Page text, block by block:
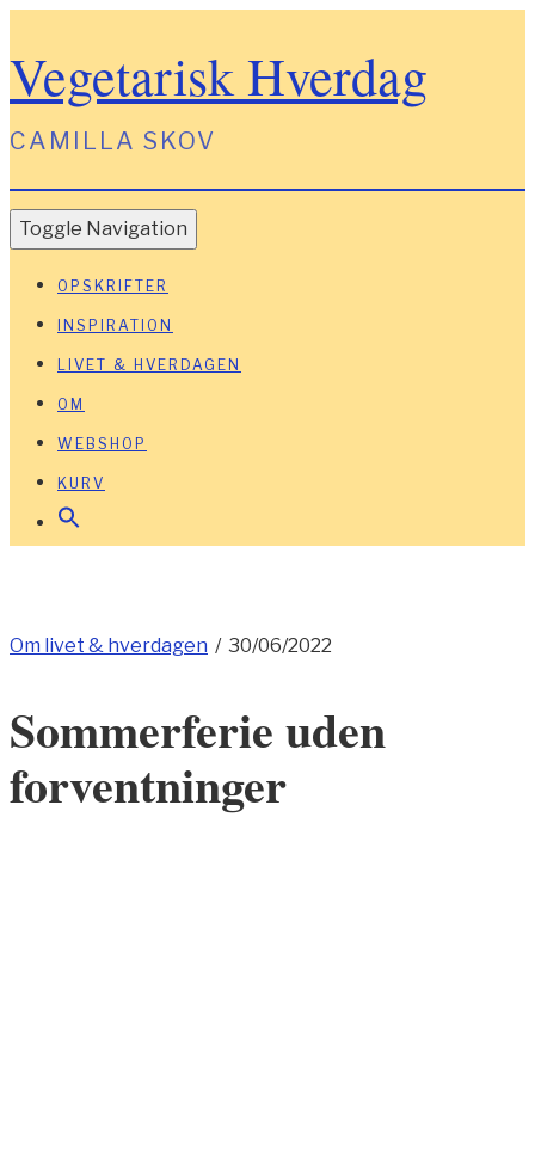
Vegetarisk Hverdag
CAMILLA SKOV
Toggle Navigation
OPSKRIFTER
INSPIRATION
LIVET & HVERDAGEN
OM
WEBSHOP
KURV
Om livet & hverdagen / 30/06/2022
Sommerferie uden
forventninger